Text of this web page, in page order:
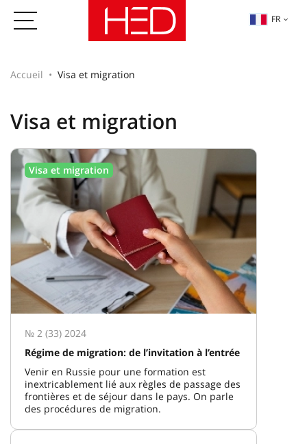
FR
Accueil Visa et migration
Visa et migration
Visa et migration
№ 2 (33) 2024
Régime de migration: de l’invitation à l’entrée
Venir en Russie pour une formation est
inextricablement lié aux règles de passage des
frontières et de séjour dans le pays. On parle
des procédures de migration.